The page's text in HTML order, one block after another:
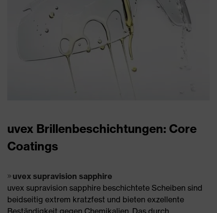
uvex Brillenbeschichtungen: Core
Coatings
uvex supravision sapphire
uvex supravision sapphire beschichtete Scheiben sind
beidseitig extrem kratzfest und bieten exzellente